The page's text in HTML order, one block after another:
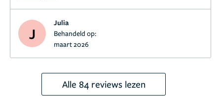
J
Julia
Behandeld op:
maart 2026
Alle 84 reviews lezen